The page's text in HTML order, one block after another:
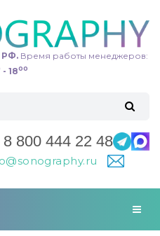
РФ. Время работы менеджеров:
- 1800
8 800 444 22 48